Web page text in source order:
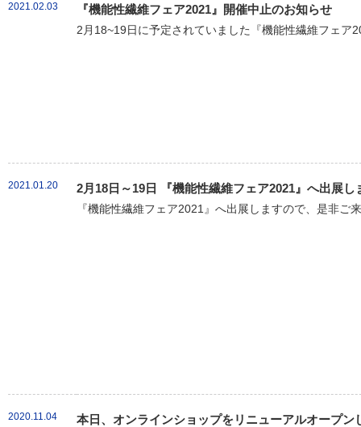
2021.02.03 『機能性繊維フェア2021』開催中止のお知らせ
2月18~19日に予定されていました『機能性繊維フェア
2021.01.20 2月18日～19日 『機能性繊維フェア2021』へ出展し
『機能性繊維フェア2021』へ出展しますので、是
2020.11.04 本日、オンラインショップをリニューアルオープン